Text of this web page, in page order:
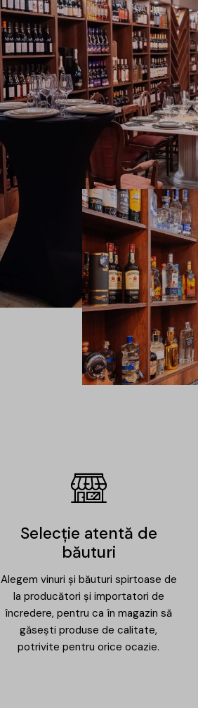
Selecție atentă de
băuturi
Alegem vinuri și băuturi spirtoase de
la producători și importatori de
încredere, pentru ca în magazin să
găsești produse de calitate,
potrivite pentru orice ocazie.